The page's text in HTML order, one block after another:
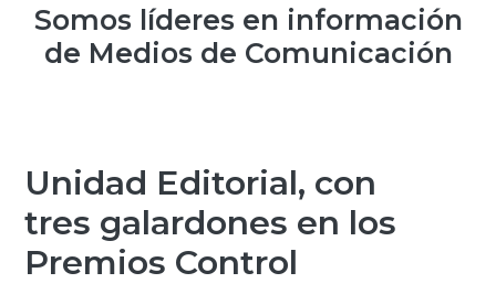
Somos líderes en información
de Medios de Comunicación
Unidad Editorial, con
tres galardones en los
Premios Control